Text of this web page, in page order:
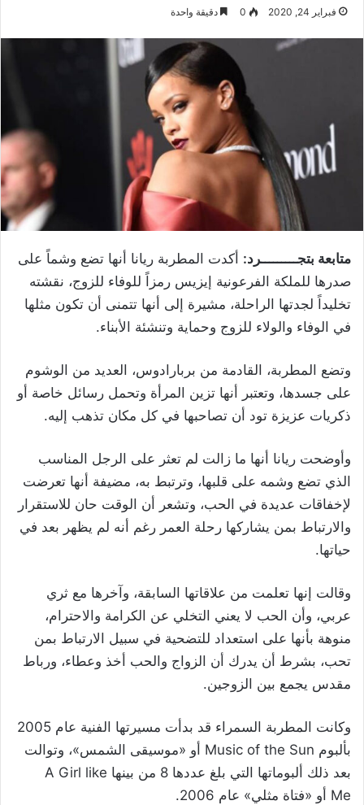
فبراير 24, 2020 0 دقيقة واحدة
متابعة بتجـــــــــرد: أكدت المطربة ريانا أنها تضع وشماً على
صدرها للملكة الفرعونية إيزيس رمزاً للوفاء للزوج، نقشته
تخليداً لجدتها الراحلة، مشيرة إلى أنها تتمنى أن تكون مثلها
في الوفاء والولاء للزوج وحماية وتنشئة الأبناء.
وتضع المطربة، القادمة من بربارادوس، العديد من الوشوم
على جسدها، وتعتبر أنها تزين المرأة وتحمل رسائل خاصة أو
ذكريات عزيزة تود أن تصاحبها في كل مكان تذهب إليه.
وأوضحت ريانا أنها ما زالت لم تعثر على الرجل المناسب
الذي تضع وشمه على قلبها، وترتبط به، مضيفة أنها تعرضت
لإخفاقات عديدة في الحب، وتشعر أن الوقت حان للاستقرار
والارتباط بمن يشاركها رحلة العمر رغم أنه لم يظهر بعد في
حياتها.
وقالت إنها تعلمت من علاقاتها السابقة، وآخرها مع ثري
عربي، وأن الحب لا يعني التخلي عن الكرامة والاحترام،
منوهة بأنها على استعداد للتضحية في سبيل الارتباط بمن
تحب، بشرط أن يدرك أن الزواج والحب أخذ وعطاء، ورباط
مقدس يجمع بين الزوجين.
وكانت المطربة السمراء قد بدأت مسيرتها الفنية عام 2005
بألبوم Music of the Sun أو «موسيقى الشمس»، وتوالت
بعد ذلك ألبوماتها التي بلغ عددها 8 من بينها
A Girl like
Me أو «فتاة مثلي» عام 2006.